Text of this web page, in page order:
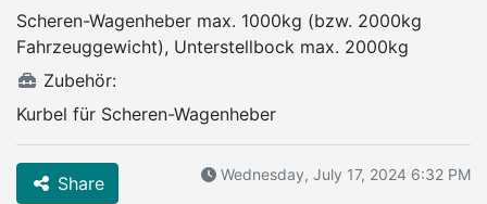
Scheren-Wagenheber max. 1000kg (bzw. 2000kg
Fahrzeuggewicht), Unterstellbock max. 2000kg
Zubehör:
Kurbel für Scheren-Wagenheber
Share Wednesday, July 17, 2024 6:32 PM